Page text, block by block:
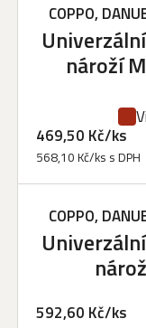
COPPO,
nároží
469,50 Kč/ks
568,10 Kč/ks s DPH
COPPO,
592,60 Kč/ks